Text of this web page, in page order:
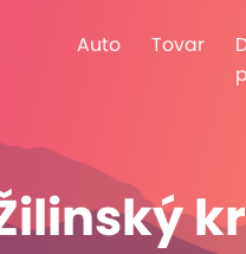
Auto Tovar